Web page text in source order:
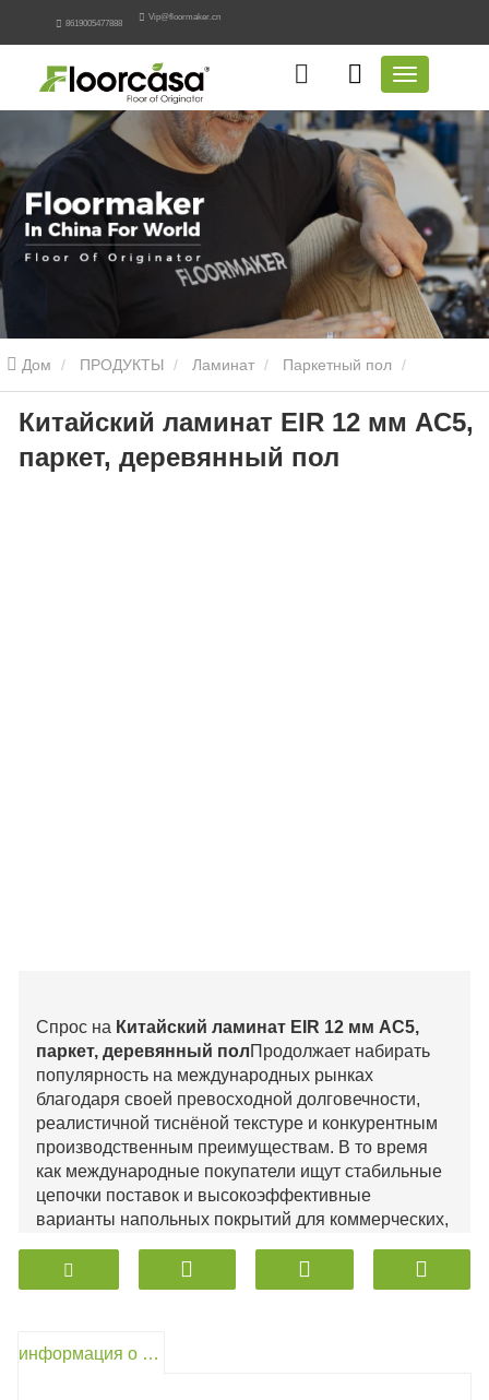
8619005477888
Vip@floormaker.cn
Дом ПРОДУКТЫ Ламинат Паркетный пол
Китайский ламинат EIR 12 мм AC5, паркет, деревянный пол
Китайский ламинат EIR 12 мм AC5,
паркет, деревянный пол
Спрос на Китайский ламинат EIR 12 мм AC5,
паркет, деревянный полПродолжает набирать
популярность на международных рынках
благодаря своей превосходной долговечности,
реалистичной тиснёной текстуре и конкурентным
производственным преимуществам. В то время
как международные покупатели ищут стабильные
цепочки поставок и высокоэффективные
варианты напольных покрытий для коммерческих,
паркет AC5 толщиной 12 мм, производимый в
Китае, стал одним из самых надёжных и
технических характеристиках, производственных
информация о продукте